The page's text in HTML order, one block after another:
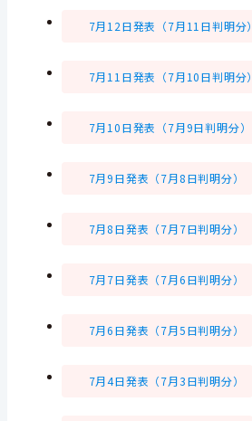
7月12日発表（7月11日判明分）
7月11日発表（7月10日判明分）
7月10日発表（7月9日判明分）
7月9日発表（7月8日判明分）
7月8日発表（7月7日判明分）
7月7日発表（7月6日判明分）
7月6日発表（7月5日判明分）
7月4日発表（7月3日判明分）